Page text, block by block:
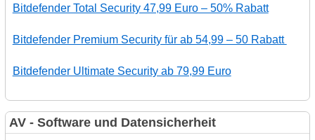
Bitdefender Total Security 47,99 Euro – 50% Rabatt
Bitdefender Premium Security für ab 54,99 – 50 Rabatt
Bitdefender Ultimate Security ab 79,99 Euro
AV - Software und Datensicherheit